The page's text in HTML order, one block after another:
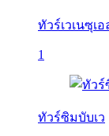
ทัวร์เวเนซุเอ
1
ทัวร์ซิมบับเว